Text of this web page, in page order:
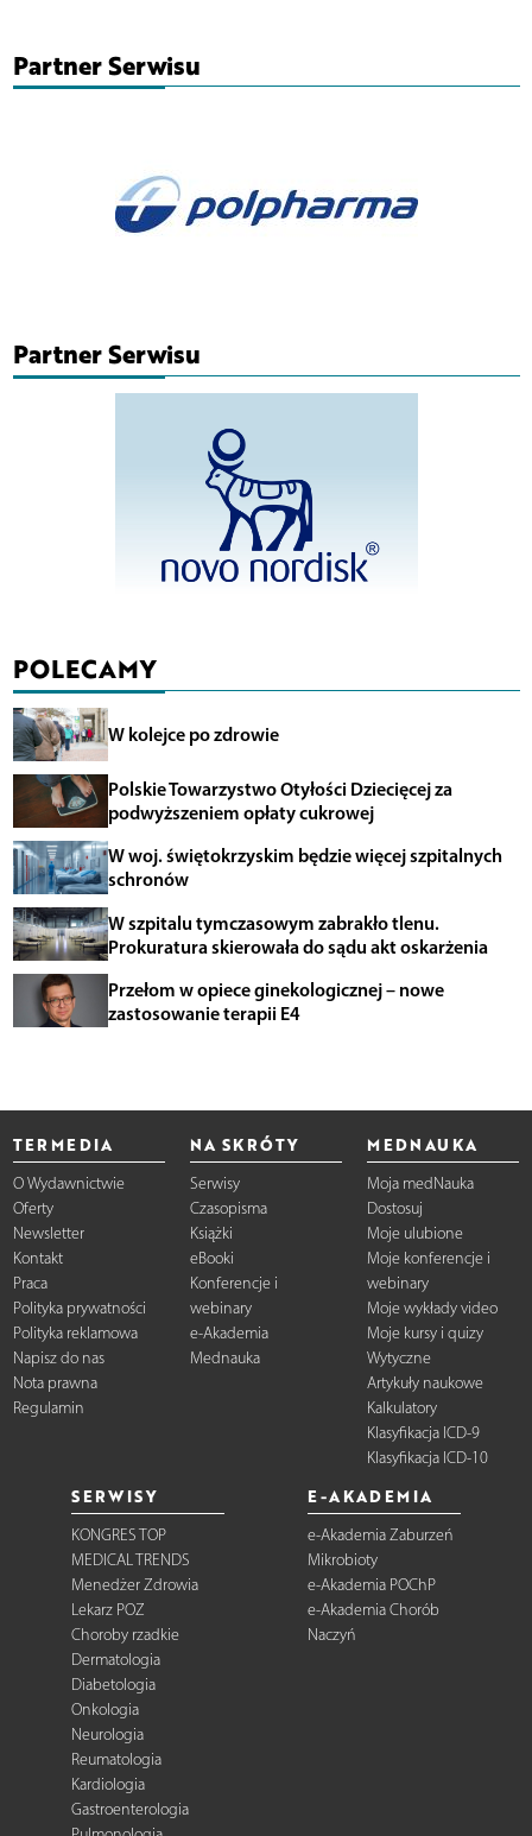
Partner Serwisu
Partner Serwisu
POLECAMY
W kolejce po zdrowie
Polskie Towarzystwo Otyłości Dziecięcej za
podwyższeniem opłaty cukrowej
W woj. świętokrzyskim będzie więcej szpitalnych
schronów
W szpitalu tymczasowym zabrakło tlenu.
Prokuratura skierowała do sądu akt oskarżenia
Przełom w opiece ginekologicznej – nowe
zastosowanie terapii E4
TERMEDIA
O Wydawnictwie
Oferty
Newsletter
Kontakt
Praca
Polityka prywatności
Polityka reklamowa
Napisz do nas
Nota prawna
Regulamin
NA SKRÓTY
Serwisy
Czasopisma
Książki
eBooki
Konferencje i
webinary
e-Akademia
Mednauka
MEDNAUKA
Moja medNauka
Dostosuj
Moje ulubione
Moje konferencje i
webinary
Moje wykłady video
Moje kursy i quizy
Wytyczne
Artykuły naukowe
Kalkulatory
Klasyfikacja ICD-9
Klasyfikacja ICD-10
SERWISY
KONGRES TOP
MEDICAL TRENDS
Menedżer Zdrowia
Lekarz POZ
Choroby rzadkie
Dermatologia
Diabetologia
Onkologia
Neurologia
Reumatologia
Kardiologia
Gastroenterologia
E-AKADEMIA
e-Akademia Zaburzeń
Mikrobioty
e-Akademia POChP
e-Akademia Chorób
Naczyń